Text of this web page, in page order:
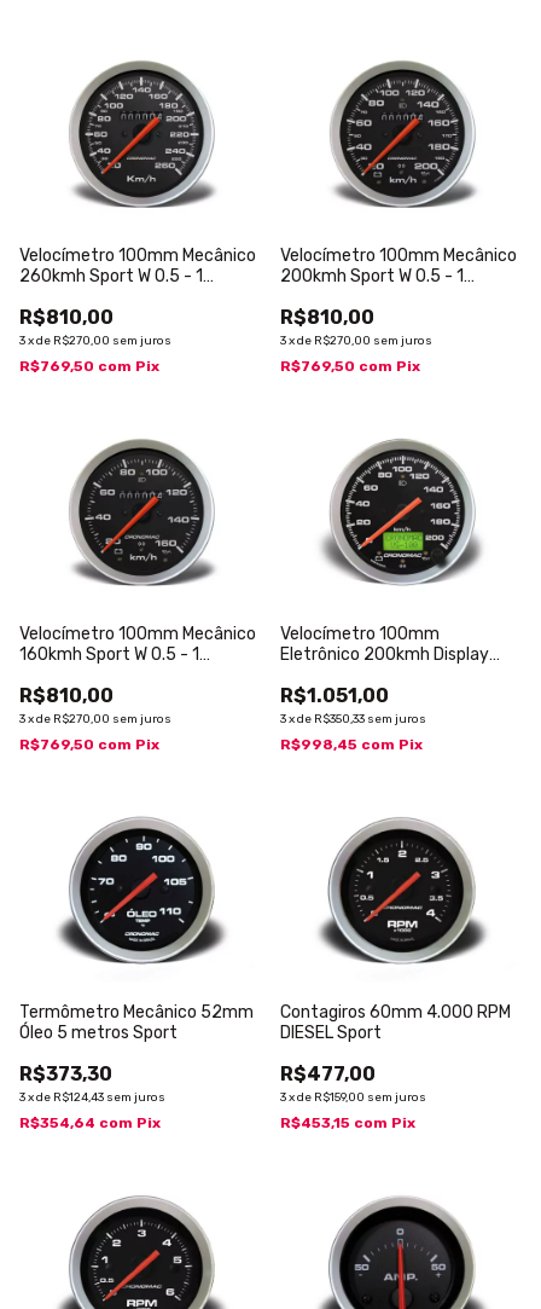
Velocímetro 100mm Mecânico
260kmh Sport W 0.5 - 1
R$810,00
3xde R$270,00 sem juros
R$769,50 com Pix
Velocímetro 100mm Mecânico
200kmh Sport W 0.5 - 1
R$810,00
3xde R$270,00 sem juros
R$769,50 com Pix
Velocímetro 100mm Mecânico
160kmh Sport W 0.5 - 1
R$810,00
3xde R$270,00 sem juros
R$769,50 com Pix
Velocímetro 100mm
Eletrônico 200kmh Display
R$1.051,00
3xde R$350,33 sem juros
R$998,45 com Pix
Termômetro Mecânico 52mm
Óleo 5 metros Sport
R$373,30
3xde R$124,43 sem juros
R$354,64 com Pix
Contagiros 60mm 4.000 RPM
DIESEL Sport
R$477,00
3xde R$159,00 sem juros
R$453,15 com Pix